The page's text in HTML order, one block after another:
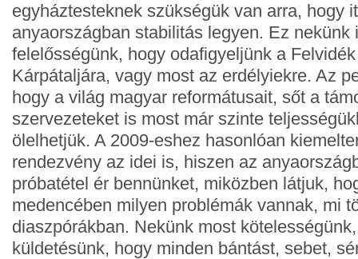
egyháztesteknek szükségük van arra, hogy
anyaországban stabilitás legyen. Ez nekünk
felelősségünk, hogy odafigyeljünk a
Kárpátaljára, vagy most az erdélyiekre. Az
hogy a világ magyar reformátusait, sőt a
szervezeteket is most már szinte
ölelhetjük. A 2009-eshez hasonlóan
rendezvény az idei is, hiszen az
próbatétel ér bennünket, miközben látjuk,
medencében milyen problémák vannak, mi
diaszpórákban. Nekünk most
küldetésünk, hogy minden bántást, sebet,